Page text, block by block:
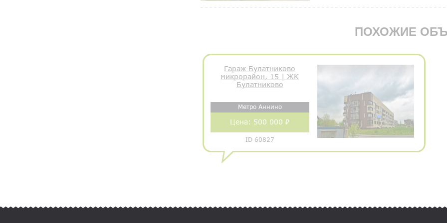
ПОХОЖИЕ
Гараж Булатниково
микрорайон, 15 | ЖК
Булатниково
Метро Аннино
Цена: 500 000 ₽
ID 60827